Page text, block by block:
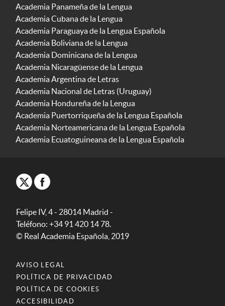
Academia Panameña de la Lengua
Academia Cubana de la Lengua
Academia Paraguaya de la Lengua Española
Academia Boliviana de la Lengua
Academia Dominicana de la Lengua
Academia Nicaragüense de la Lengua
Academia Argentina de Letras
Academia Nacional de Letras (Uruguay)
Academia Hondureña de la Lengua
Academia Puertorriqueña de la Lengua Española
Academia Norteamericana de la Lengua Española
Academia Ecuatoguineana de la Lengua Española
Felipe IV, 4 - 28014 Madrid -
Teléfono: +34 91 420 14 78.
© Real Academia Española, 2019
AVISO LEGAL
POLÍTICA DE PRIVACIDAD
POLÍTICA DE COOKIES
ACCESIBILIDAD